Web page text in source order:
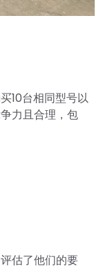
10台相同型号以
力且合理，包
估了他们的要